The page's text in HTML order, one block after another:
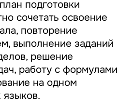
подготовки
сочетать освоение
повторение
выполнение заданий
решение
работу с формулами
на одном
языков.